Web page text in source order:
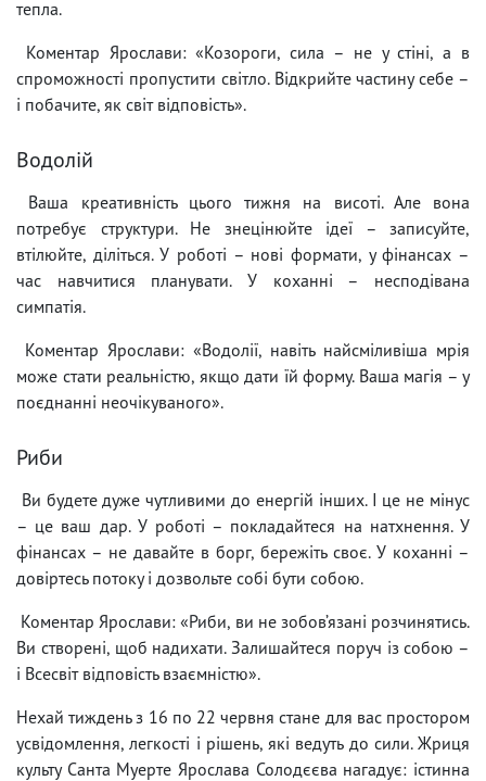
тепла.
Коментар Ярослави: «Козороги, сила – не у стіні, а в
спроможності пропустити світло. Відкрийте частину себе –
і побачите, як світ відповість».
Водолій
Ваша креативність цього тижня на висоті. Але вона
потребує структури. Не знецінюйте ідеї – записуйте,
втілюйте, діліться. У роботі – нові формати, у фінансах –
час навчитися планувати. У коханні – несподівана
симпатія.
Коментар Ярослави: «Водолії, навіть найсміливіша мрія
може стати реальністю, якщо дати їй форму. Ваша магія – у
поєднанні неочікуваного».
Риби
Ви будете дуже чутливими до енергій інших. І це не мінус
– це ваш дар. У роботі – покладайтеся на натхнення. У
фінансах – не давайте в борг, бережіть своє. У коханні –
довіртесь потоку і дозвольте собі бути собою.
Коментар Ярослави: «Риби, ви не зобов’язані розчинятись.
Ви створені, щоб надихати. Залишайтеся поруч із собою –
і Всесвіт відповість взаємністю».
Нехай тиждень з 16 по 22 червня стане для вас простором
усвідомлення, легкості і рішень, які ведуть до сили. Жриця
культу Санта Муерте Ярослава Солодєєва нагадує: істинна